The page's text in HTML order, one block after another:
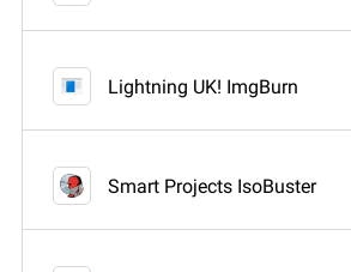
Lightning UK! ImgBurn
Smart Projects IsoBuster